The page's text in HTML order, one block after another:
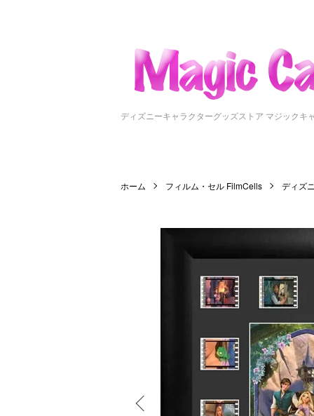
ディズニーキャラクターグッズストア マジックキ
ホーム フィルム・セル FilmCells ディズ